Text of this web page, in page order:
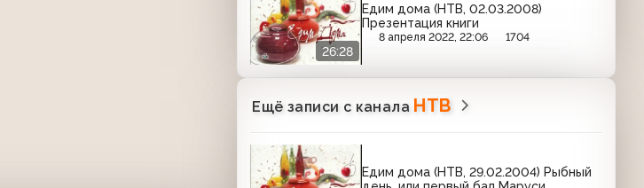
26:28
Едим дома (НТВ, 02.03.2008)
Презентация книги
8 апреля 2022, 22:06 1704
Ещё записи с канала НТВ
Едим дома (НТВ, 29.02.2004) Рыбный